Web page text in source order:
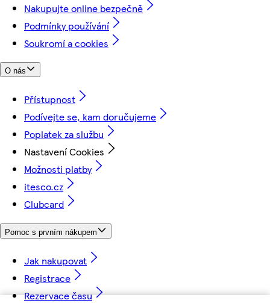
Nakupujte online bezpečně
Podmínky používání
Soukromí a cookies
O nás
Přístupnost
Podívejte se, kam doručujeme
Poplatek za službu
Nastavení Cookies
Možnosti platby
itesco.cz
Clubcard
Pomoc s prvním nákupem
Jak nakupovat
Registrace
Rezervace času